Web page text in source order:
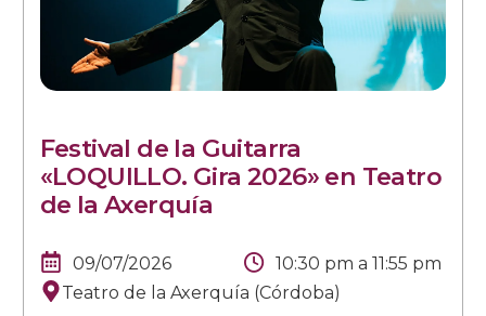
Festival de la Guitarra
«LOQUILLO. Gira 2026» en Teatro
de la Axerquía
09/07/2026 10:30 pm a 11:55 pm
Teatro de la Axerquía (Córdoba)